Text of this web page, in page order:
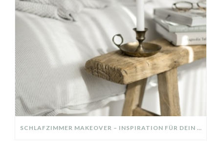
SCHLAFZIMMER MAKEOVER – INSPIRATION FÜR DEIN SCHLAFZIMMER: AUS ALT MACH NEU – HELL, GEMÜTLICH UND EINLADEND